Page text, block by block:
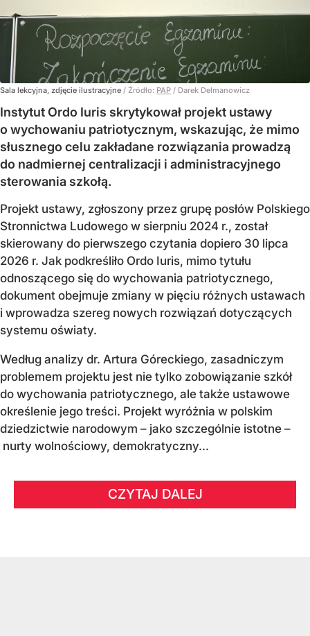
Sala lekcyjna, zdjęcie ilustracyjne / Źródło: PAP / Darek Delmanowicz
Instytut Ordo Iuris skrytykował projekt ustawy
o wychowaniu patriotycznym, wskazując, że mimo
słusznego celu zakładane rozwiązania prowadzą
do nadmiernej centralizacji i administracyjnego
sterowania szkołą.
Projekt ustawy, zgłoszony przez grupę posłów Polskiego
Stronnictwa Ludowego w sierpniu 2024 r., został
skierowany do pierwszego czytania dopiero 30 lipca
2026 r. Jak podkreśliło Ordo Iuris, mimo tytułu
odnoszącego się do wychowania patriotycznego,
dokument obejmuje zmiany w pięciu różnych ustawach
i wprowadza szereg nowych rozwiązań dotyczących
systemu oświaty.
Według analizy dr. Artura Góreckiego, zasadniczym
problemem projektu jest nie tylko zobowiązanie szkół
do wychowania patriotycznego, ale także ustawowe
określenie jego treści. Projekt wyróżnia w polskim
dziedzictwie narodowym – jako szczególnie istotne –
nurty wolnościowy, demokratyczny...
CZYTAJ DALEJ